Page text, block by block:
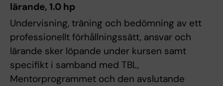
lärande, 1.0 hp
Undervisning, träning och bedömning av ett
professionellt förhållningssätt, ansvar och
lärande sker löpande under kursen samt
specifikt i samband med TBL,
Mentorprogrammet och den avslutande